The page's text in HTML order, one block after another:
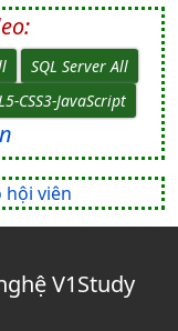
SQL Server All
CSS3-JavaScript
hội viên
V1Study